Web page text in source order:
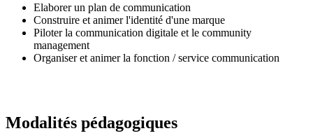
Elaborer un plan de communication
Construire et animer l'identité d'une marque
Piloter la communication digitale et le community
management
Organiser et animer la fonction / service communication
Modalités pédagogiques